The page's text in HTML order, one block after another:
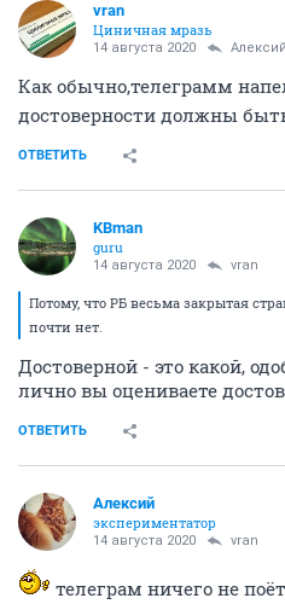
vran
Циничная мразь
14 августа 2020 Алексий
Как обычно,телеграмм
достоверности должны
ОТВЕТИТЬ
KBman
guru
14 августа 2020 vran
Потому, что РБ весьма закрытая
почти нет.
Достоверной - это какой,
лично вы оцениваете
ОТВЕТИТЬ
Алексий
экспериментатор
14 августа 2020 vran
телеграм ничего не поёт